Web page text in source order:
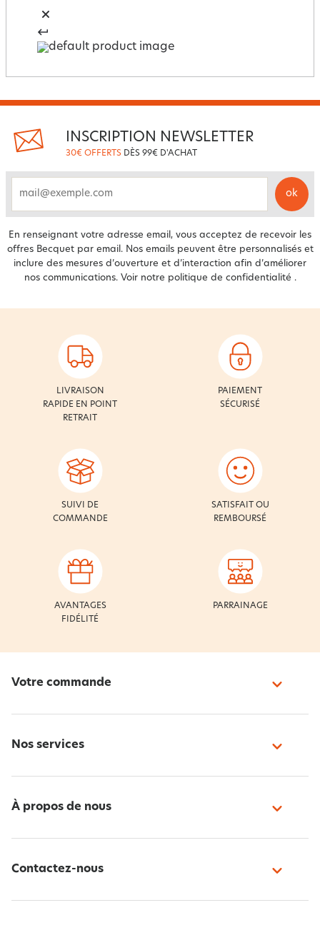
INSCRIPTION NEWSLETTER
30€ OFFERTS DÈS 99€ D'ACHAT
ok
En renseignant votre adresse email, vous acceptez de recevoir les
offres Becquet par email. Nos emails peuvent être personnalisés et
inclure des mesures d’ouverture et d’interaction afin d’améliorer
nos communications. Voir notre politique de confidentialité .
LIVRAISON
RAPIDE EN POINT
RETRAIT
PAIEMENT
SÉCURISÉ
SUIVI DE
COMMANDE
SATISFAIT OU
REMBOURSÉ
AVANTAGES
FIDÉLITÉ
PARRAINAGE
Votre commande
Nos services
À propos de nous
Contactez-nous